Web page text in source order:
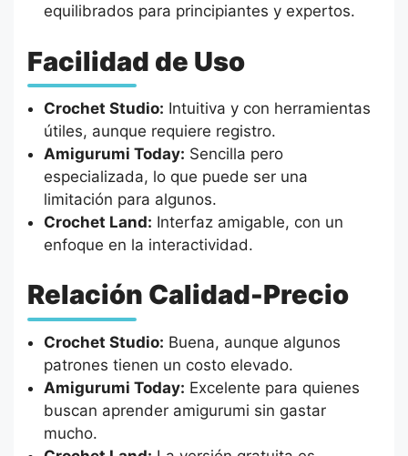
equilibrados para principiantes y expertos.
Facilidad de Uso
Crochet Studio: Intuitiva y con herramientas
útiles, aunque requiere registro.
Amigurumi Today: Sencilla pero
especializada, lo que puede ser una
limitación para algunos.
Crochet Land: Interfaz amigable, con un
enfoque en la interactividad.
Relación Calidad-Precio
Crochet Studio: Buena, aunque algunos
patrones tienen un costo elevado.
Amigurumi Today: Excelente para quienes
buscan aprender amigurumi sin gastar
mucho.